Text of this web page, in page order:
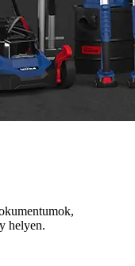
helyen.